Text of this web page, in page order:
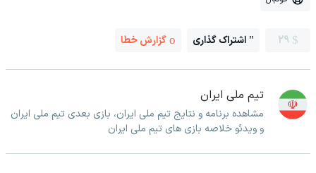
29 اشتراک گذاری گزارش خطا
تیم ملی ایران
مشاهده برنامه و نتایج تیم ملی ایران، بازی بعدی تیم ملی ایران
و ویدئو خلاصه بازی های تیم ملی ایران